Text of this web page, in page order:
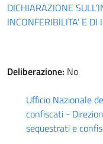
DICHIARAZIONE
INCONFERIBILITA’ E
Deliberazione: No
Ufficio Nazionale
confiscati -
sequestrati e